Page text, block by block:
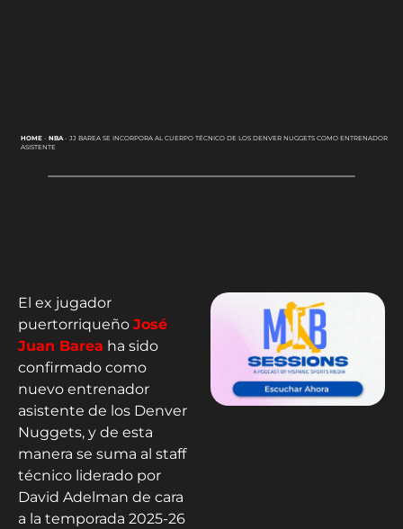
HOME- NBA- JJ BAREA SE INCORPORA AL CUERPO TÉCNICO DE LOS DENVER NUGGETS COMO ENTRENADOR
ASISTENTE
El ex jugador
puertorriqueño José
Juan Barea ha sido
confirmado como
nuevo entrenador
asistente de los Denver
Nuggets, y de esta
manera se suma al staff
técnico liderado por
David Adelman de cara
a la temporada 2025-26